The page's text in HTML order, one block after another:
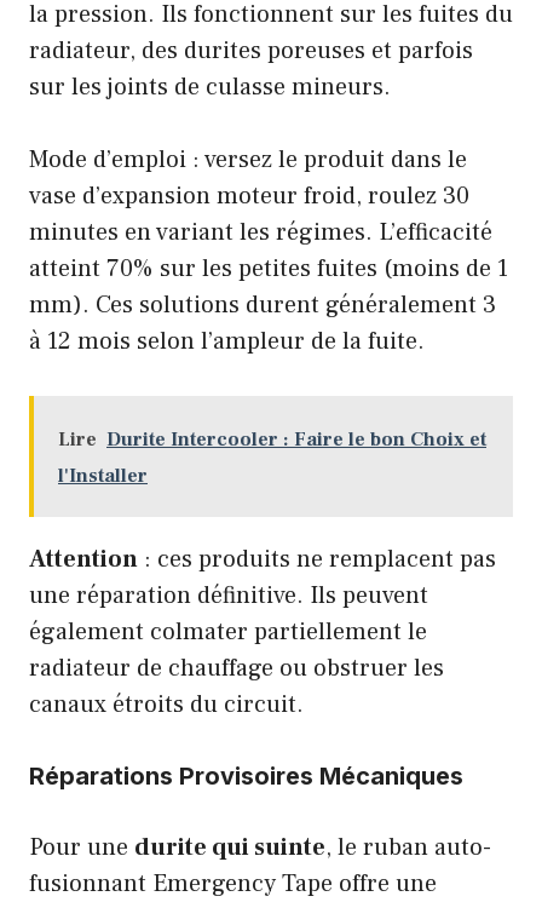
la pression. Ils fonctionnent sur les fuites du
radiateur, des durites poreuses et parfois
sur les joints de culasse mineurs.
Mode d’emploi : versez le produit dans le
vase d’expansion moteur froid, roulez 30
minutes en variant les régimes. L’efficacité
atteint 70% sur les petites fuites (moins de 1
mm). Ces solutions durent généralement 3
à 12 mois selon l’ampleur de la fuite.
Lire Durite Intercooler : Faire le bon Choix et
l'Installer
Attention : ces produits ne remplacent pas
une réparation définitive. Ils peuvent
également colmater partiellement le
radiateur de chauffage ou obstruer les
canaux étroits du circuit.
Réparations Provisoires Mécaniques
Pour une durite qui suinte, le ruban auto-
fusionnant Emergency Tape offre une